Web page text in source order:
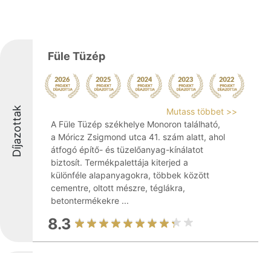
Díjazottak
Füle Tüzép
Mutass többet >>
A Füle Tüzép székhelye Monoron található,
a Móricz Zsigmond utca 41. szám alatt, ahol
átfogó építő- és tüzelőanyag-kínálatot
biztosít. Termékpalettája kiterjed a
különféle alapanyagokra, többek között
cementre, oltott mészre, téglákra,
betontermékekre ...
8.3